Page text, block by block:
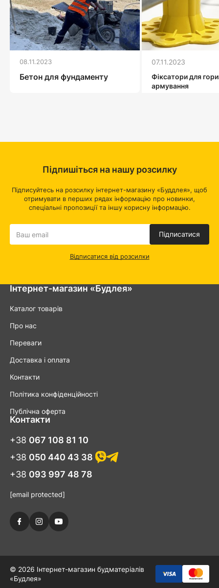
08.11.2023
Бетон для фундаменту
07.11.2023
Фіксатори для
армування
Інтернет-магазин «Будлея»
Каталог товарів
Про нас
Переваги
Доставка і оплата
Контакти
Політика конфіденційності
Публічна оферта
Контакти
+38 067 108 81 10
+38 050 440 43 38
+38 093 997 48 78
[email protected]
Підпишіться на нашу розсилку
Підписуйтесь на розсилку інтернет-магазину «Буддлея», щоб
отримувати в перших рядах інформацію про новинки,
спеціальні пропозиції та іншу корисну інформацію.
Підписатися
Відписатися від розсилки
© 2026 Інтернет-магазин будматеріалів
«Будлея»